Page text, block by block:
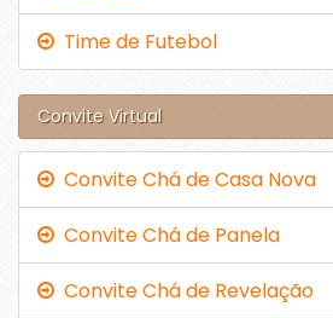
Time de Futebol
Convite Virtual
Convite Chá de Casa Nova
Convite Chá de Panela
Convite Chá de Revelação